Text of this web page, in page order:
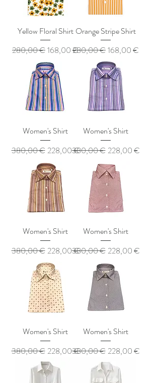
Yellow Floral Shirt
Обычная цена
280,00 €Цена со скидкой
168,00 €
Orange Stripe Shirt
Обычная цена
280,00 €Цена со скидкой
168,00 €
Women's Shirt
Обычная цена
380,00 € Цена со скидкой
228,00 €
Women's Shirt
Обычная цена
380,00 € Цена со скидкой
228,00 €
Women's Shirt
Обычная цена
380,00 € Цена со скидкой
228,00 €
Women's Shirt
Обычная цена
380,00 € Цена со скидкой
228,00 €
Women's Shirt
Обычная цена
380,00 € Цена со скидкой
228,00 €
Women's Shirt
Обычная цена
380,00 € Цена со скидкой
228,00 €